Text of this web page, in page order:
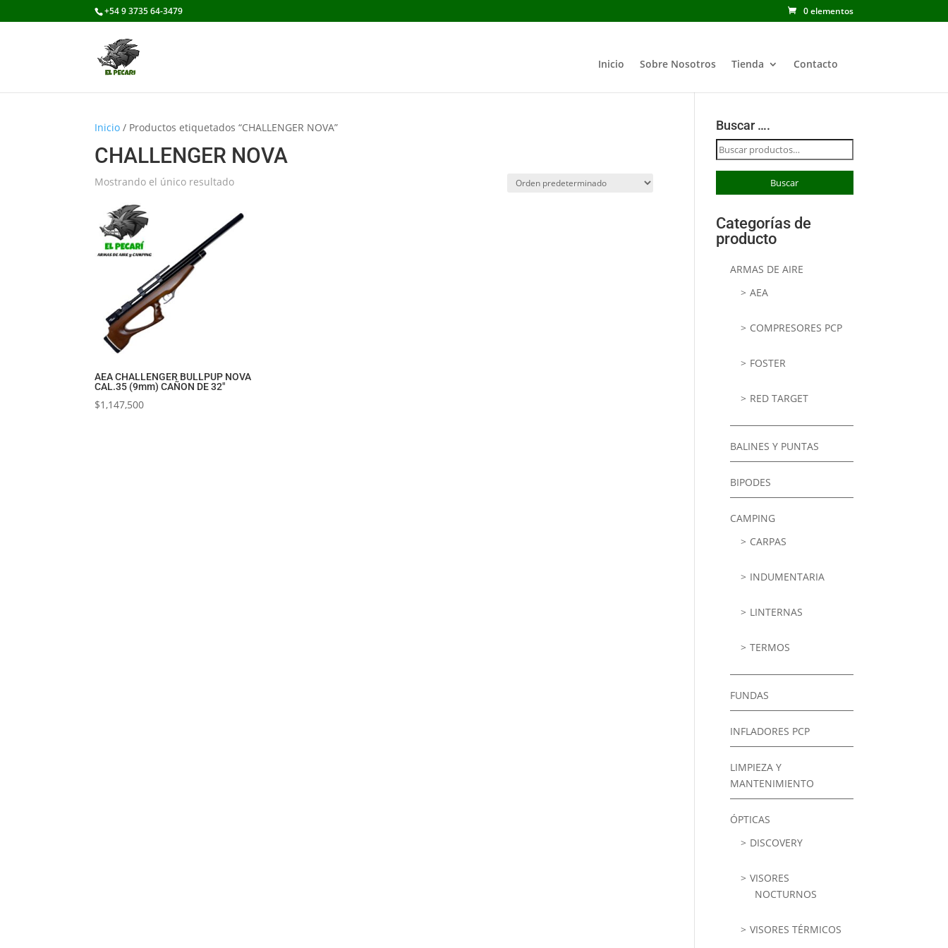
+54 9 3735 64-3479 0 elementos
Inicio Sobre Nosotros Tienda Contacto
Inicio / Productos etiquetados “CHALLENGER NOVA”
CHALLENGER NOVA
Mostrando el único resultado
AEA CHALLENGER BULLPUP NOVA
CAL.35 (9mm) CAÑON DE 32″
$1,147,500
Buscar ….
Buscar
por:
Buscar
Categorías de
producto
ARMAS DE AIRE
AEA
COMPRESORES PCP
FOSTER
RED TARGET
BALINES Y PUNTAS
BIPODES
CAMPING
CARPAS
INDUMENTARIA
LINTERNAS
TERMOS
FUNDAS
INFLADORES PCP
LIMPIEZA Y
MANTENIMIENTO
ÓPTICAS
DISCOVERY
VISORES
NOCTURNOS
VISORES TÉRMICOS